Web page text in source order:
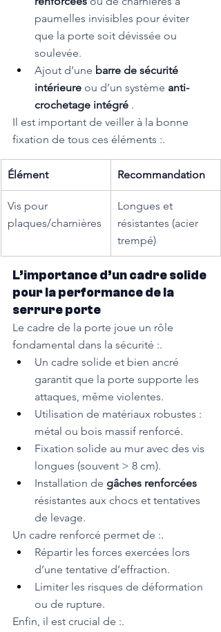
paumelles invisibles pour éviter
que la porte soit dévissée ou
soulevée.
Ajout d’une barre de sécurité
intérieure ou d’un système anti-
crochetage intégré .
Il est important de veiller à la bonne
fixation de tous ces éléments :.
Élément Recommandation
Vis pour
plaques/charnières
Longues et
résistantes (acier
trempé)
L’importance d’un cadre solide
pour la performance de la
serrure porte
Le cadre de la porte joue un rôle
fondamental dans la sécurité :.
Un cadre solide et bien ancré
garantit que la porte supporte les
attaques, même violentes.
Utilisation de matériaux robustes :
métal ou bois massif renforcé.
Fixation solide au mur avec des vis
longues (souvent > 8 cm).
Installation de gâches renforcées
résistantes aux chocs et tentatives
de levage.
Un cadre renforcé permet de :.
Répartir les forces exercées lors
d’une tentative d’effraction.
Limiter les risques de déformation
ou de rupture.
Enfin, il est crucial de :.